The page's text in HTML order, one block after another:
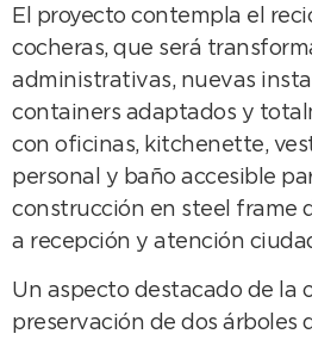
El proyecto contempla el
cocheras, que será
administrativas, nuevas
containers adaptados y
con oficinas, kitchenette,
personal y baño accesible
construcción en steel frame
a recepción y atención
Un aspecto destacado de la
preservación de dos árboles